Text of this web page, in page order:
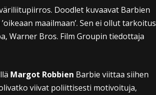
Doodlet kuvaavat Barbien
maailmaan’. Sen ei ollut tarkoitus
Warner Bros. Film Groupin tiedottaja
Margot Robbien Barbie viittaa siihen
viivat poliittisesti motivoituja,